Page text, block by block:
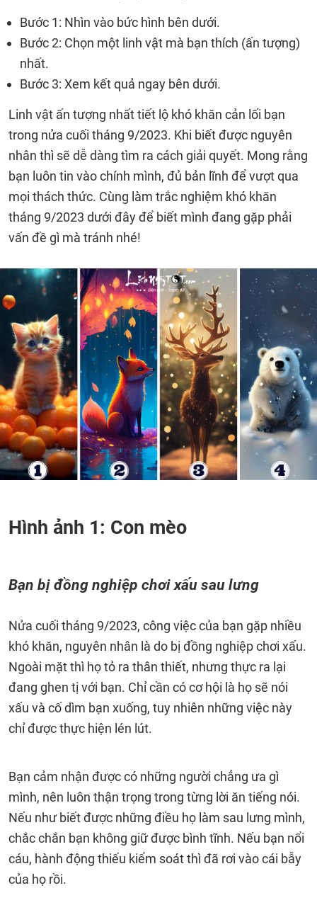
Bước 1: Nhìn vào bức hình bên dưới.
Bước 2: Chọn một linh vật mà bạn thích (ấn tượng)
nhất.
Bước 3: Xem kết quả ngay bên dưới.
Linh vật ấn tượng nhất tiết lộ khó khăn cản lối bạn
trong nửa cuối tháng 9/2023. Khi biết được nguyên
nhân thì sẽ dễ dàng tìm ra cách giải quyết. Mong rằng
bạn luôn tin vào chính mình, đủ bản lĩnh để vượt qua
mọi thách thức. Cùng làm trắc nghiệm khó khăn
tháng 9/2023 dưới đây để biết mình đang gặp phải
vấn đề gì mà tránh nhé!
Hình ảnh 1: Con mèo
Bạn bị đồng nghiệp chơi xấu sau lưng
Nửa cuối tháng 9/2023, công việc của bạn gặp nhiều
khó khăn, nguyên nhân là do bị đồng nghiệp chơi xấu.
Ngoài mặt thì họ tỏ ra thân thiết, nhưng thực ra lại
đang ghen tị với bạn. Chỉ cần có cơ hội là họ sẽ nói
xấu và cố dìm bạn xuống, tuy nhiên những việc này
chỉ được thực hiện lén lút.
Bạn cảm nhận được có những người chẳng ưa gì
mình, nên luôn thận trọng trong từng lời ăn tiếng nói.
Nếu như biết được những điều họ làm sau lưng mình,
chắc chắn bạn không giữ được bình tĩnh. Nếu bạn nổi
cáu, hành động thiếu kiểm soát thì đã rơi vào cái bẫy
của họ rồi.